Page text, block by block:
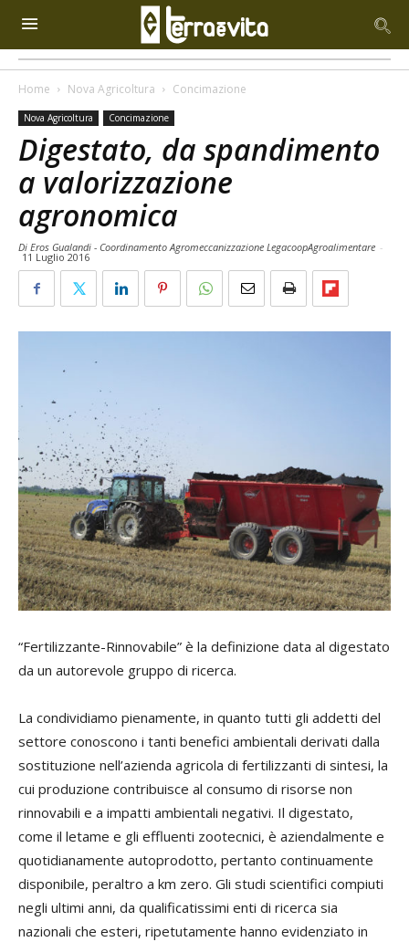
Home Nova Agricoltura Concimazione
Nova Agricoltura Concimazione
Digestato, da spandimento
a valorizzazione
agronomica
Di Eros Gualandi - Coordinamento Agromeccanizzazione LegacoopAgroalimentare -
11 Luglio 2016
“Fertilizzante-Rinnovabile” è la definizione data al digestato
da un autorevole gruppo di ricerca.
La condividiamo pienamente, in quanto tutti gli addetti del
settore conoscono i tanti benefici ambientali derivati dalla
sostituzione nell’azienda agricola di fertilizzanti di sintesi, la
cui produzione contribuisce al consumo di risorse non
rinnovabili e a impatti ambientali negativi. Il digestato,
come il letame e gli effluenti zootecnici, è aziendalmente e
quotidianamente autoprodotto, pertanto continuamente
disponibile, peraltro a km zero. Gli studi scientifici compiuti
negli ultimi anni, da qualificatissimi enti di ricerca sia
nazionali che esteri, ripetutamente hanno evidenziato in